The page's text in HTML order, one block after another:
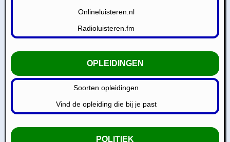
Onlineluisteren.nl
Radioluisteren.fm
OPLEIDINGEN
Soorten opleidingen
Vind de opleiding die bij je past
POLITIEK